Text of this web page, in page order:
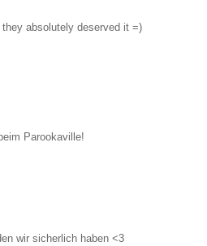
absolutely deserved it =)
Parookaville!
wir sicherlich haben <3